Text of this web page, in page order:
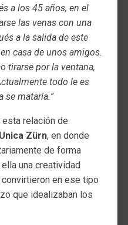
a los 45 años, en el
las venas con una
a la salida de este
casa de unos amigos.
tirarse por la ventana,
todo le es
se mataría.”
relación de
Unica Zürn, en donde
de forma
una creatividad
en ese tipo
que idealizaban los